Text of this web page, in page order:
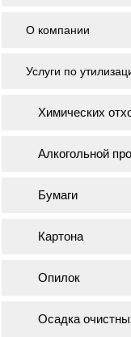
О компании
Услуги по
Химических
Алкогольной
Бумаги
Картона
Опилок
Осадка